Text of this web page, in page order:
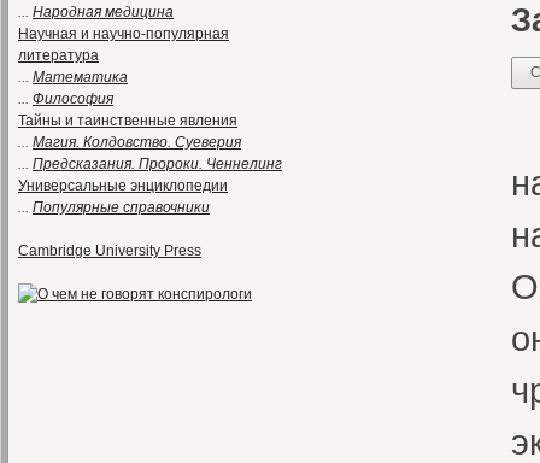
... Народная медицина
Научная и научно-популярная
литература
... Математика
... Философия
Тайны и таинственные явления
... Магия. Колдовство. Суеверия
... Предсказания. Пророки. Ченнелинг
Универсальные энциклопедии
... Популярные справочники
Cambridge University Press